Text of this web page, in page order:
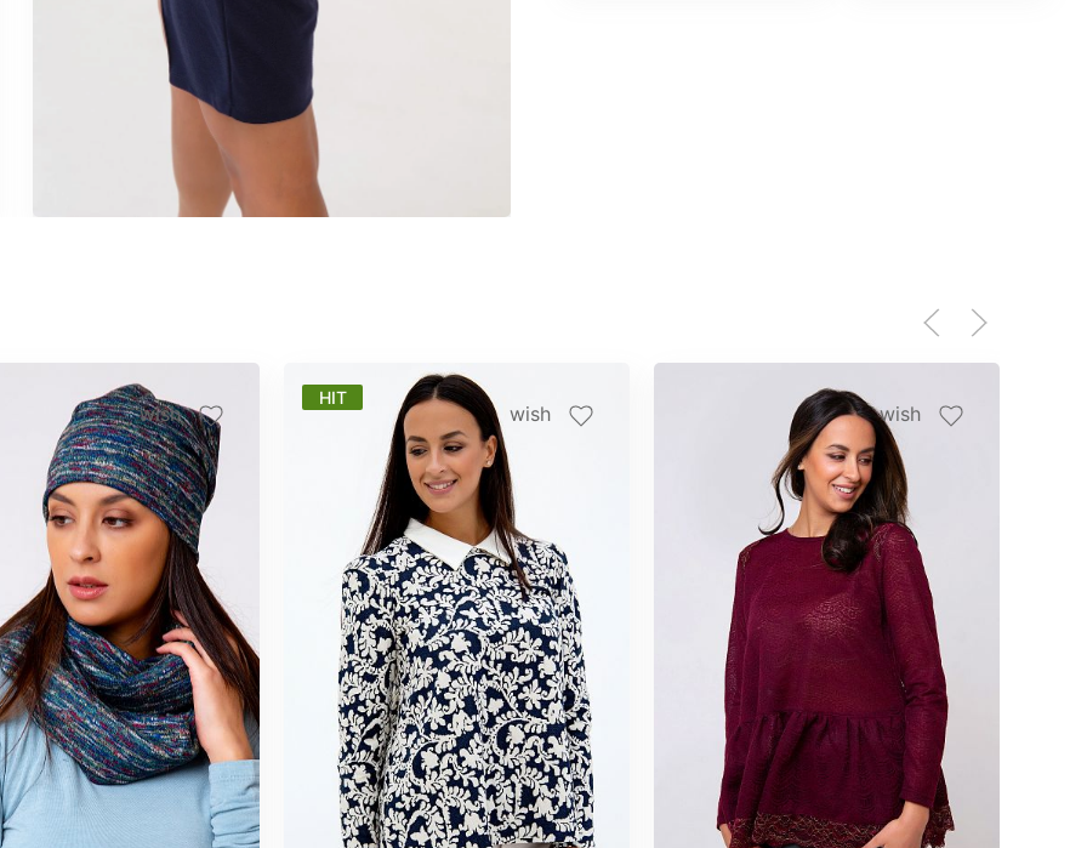
wish wish
HIT
wish